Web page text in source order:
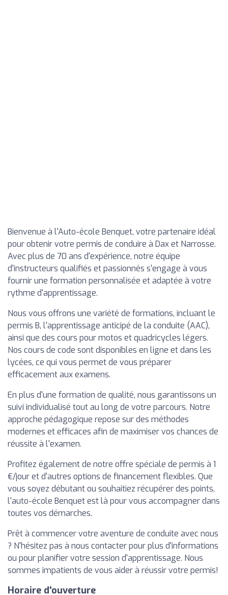
Bienvenue à l'Auto-école Benquet, votre partenaire idéal
pour obtenir votre permis de conduire à Dax et Narrosse.
Avec plus de 70 ans d'expérience, notre équipe
d'instructeurs qualifiés et passionnés s'engage à vous
fournir une formation personnalisée et adaptée à votre
rythme d'apprentissage.
Nous vous offrons une variété de formations, incluant le
permis B, l'apprentissage anticipé de la conduite (AAC),
ainsi que des cours pour motos et quadricycles légers.
Nos cours de code sont disponibles en ligne et dans les
lycées, ce qui vous permet de vous préparer
efficacement aux examens.
En plus d'une formation de qualité, nous garantissons un
suivi individualisé tout au long de votre parcours. Notre
approche pédagogique repose sur des méthodes
modernes et efficaces afin de maximiser vos chances de
réussite à l'examen.
Profitez également de notre offre spéciale de permis à 1
€/jour et d'autres options de financement flexibles. Que
vous soyez débutant ou souhaitiez récupérer des points,
l'auto-école Benquet est là pour vous accompagner dans
toutes vos démarches.
Prêt à commencer votre aventure de conduite avec nous
? N'hésitez pas à nous contacter pour plus d'informations
ou pour planifier votre session d'apprentissage. Nous
sommes impatients de vous aider à réussir votre permis!
Horaire d'ouverture